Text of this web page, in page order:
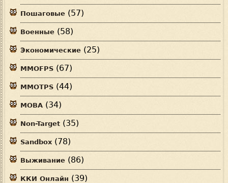
Пошаговые (57)
Военные (58)
Экономические (25)
MMOFPS (67)
MMOTPS (44)
MOBA (34)
Non-Target (35)
Sandbox (78)
Выживание (86)
ККИ Онлайн (39)